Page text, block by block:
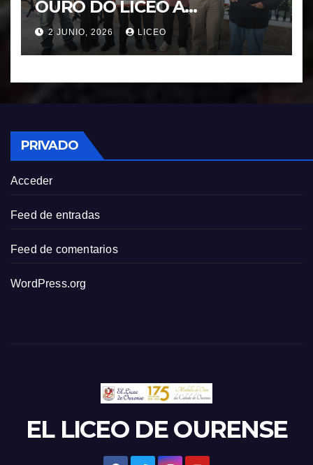
OURO DO LICEO A
FRANCISCO NOVOA
RODRIGUEZ
2 JUNIO, 2026 LICEO
PRIVADO
Acceder
Feed de entradas
Feed de comentarios
WordPress.org
EL LICEO DE OURENSE